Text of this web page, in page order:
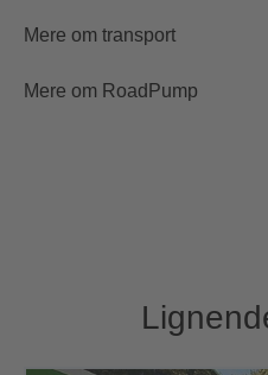
Mere om transport
Mere om RoadPump